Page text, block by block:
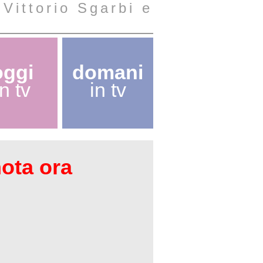
Sgarbi e
tv
domani
in tv
ora